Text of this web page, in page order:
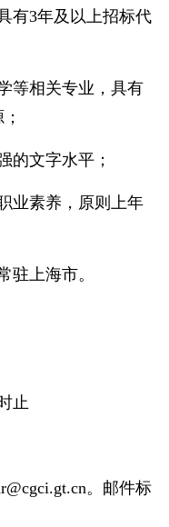
有3年及以上招标代
等相关专业，具有
的文字水平；
业素养，原则上年
驻上海市。
止
。邮件标